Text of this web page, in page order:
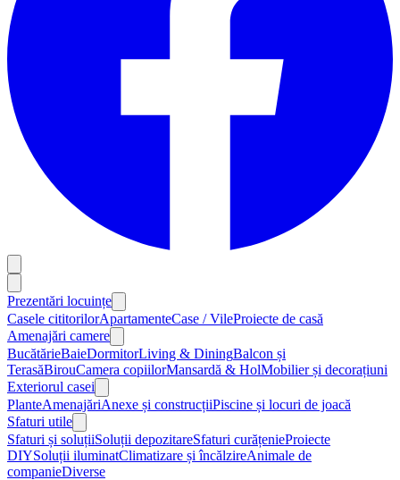
Prezentări locuințe
Casele cititorilorApartamenteCase / VileProiecte de casă
Amenajări camere
BucătărieBaieDormitorLiving & DiningBalcon și
TerasăBirouCamera copiilorMansardă & HolMobilier și decorațiuni
Exteriorul casei
PlanteAmenajăriAnexe și construcțiiPiscine și locuri de joacă
Sfaturi utile
Sfaturi și soluțiiSoluții depozitareSfaturi curățenieProiecte
DIYSoluții iluminatClimatizare și încălzireAnimale de
companieDiverse